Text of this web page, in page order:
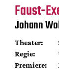
Faust-
Johann
Theater:
Regie:
Premiere: